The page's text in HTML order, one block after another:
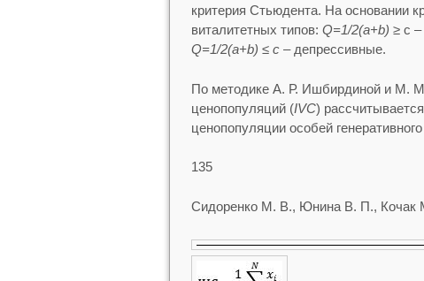
критерия Стьюдента. На основании
виталитетных типов: Q=1/2(a+b) ≥ c
Q=1/2(a+b) ≤ c‒ депрессивные.
По методике А. Р. Ишбирдиной и М.
ценопопуляций (IVC)
ценопопуляции особей
135
Сидоренко М. В., Юнина В. П., Кочак